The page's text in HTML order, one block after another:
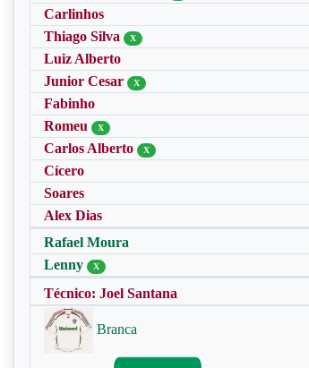
Carlinhos
Thiago Silva
X
Luiz Alberto
Junior Cesar
X
Fabinho
Romeu
X
Carlos Alberto X
Cícero
Soares
Alex Dias
Rafael Moura
Lenny
X
Técnico: Joel Santana
Branca